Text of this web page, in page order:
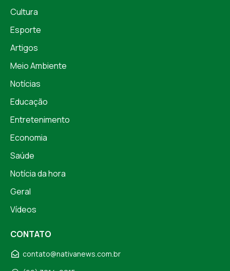
Cultura
Esporte
Artigos
Meio Ambiente
Notícias
Educação
Entretenimento
Economia
Saúde
Notícia da hora
Geral
Vídeos
CONTATO
contato@nativanews.com.br